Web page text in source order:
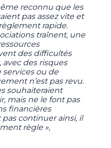
reconnu que les
pas assez vite et
rapide.
traînent, une
des difficultés
avec des risques
ou de
n’est pas revu.
souhaiteraient
mais ne le font pas
financières
continuer ainsi, il
règle »,